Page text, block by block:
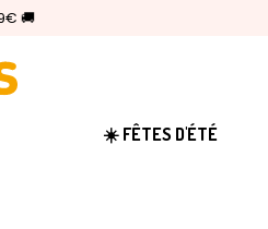
🚚
N°1
☀️ FÊTES D'ÉTÉ